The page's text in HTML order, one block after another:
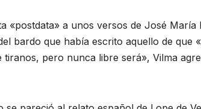
«postdata» a unos versos de José
bardo que había escrito aquello de
pero nunca libre será», Vilma